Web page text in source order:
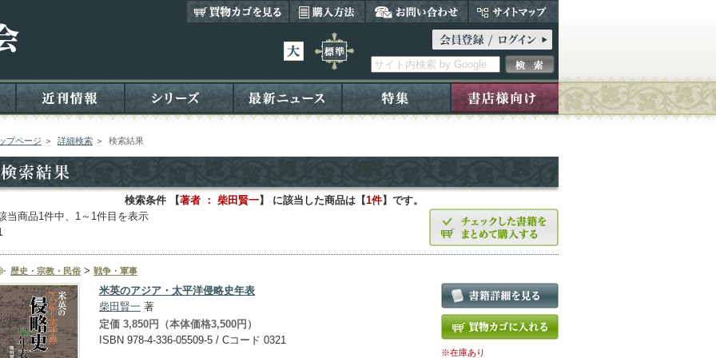
プページ ＞ 詳細検索 ＞ 検索結果
検索条件 【著者 ： 柴田賢一】 に該当した商品は【1件】です。
当商品1件中、1～1件目を表示
歴史・宗教・民俗 > 戦争・軍事
米英のアジア・太平洋侵略史年表
柴田賢一 著
定価 3,850円（本体価格3,500円）
ISBN 978-4-336-05509-5 / Cコード 0321
※在庫あり